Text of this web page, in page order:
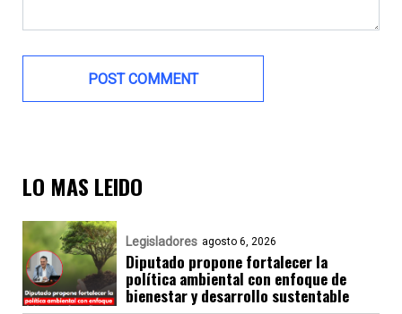
LO MAS LEIDO
Legisladores agosto 6, 2026
Diputado propone fortalecer la
política ambiental con enfoque de
bienestar y desarrollo sustentable